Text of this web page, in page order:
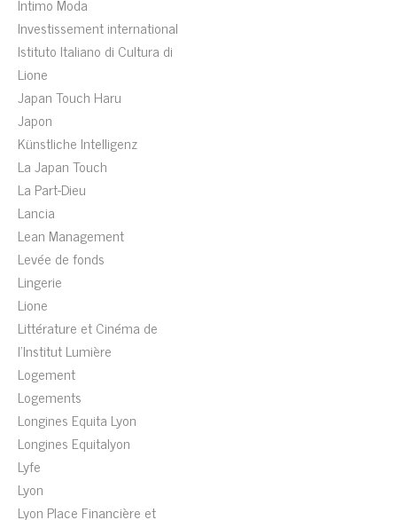
Investissement international
Istituto Italiano di Cultura di
Lione
Japan Touch Haru
Japon
Künstliche Intelligenz
La Japan Touch
La Part-Dieu
Lancia
Lean Management
Levée de fonds
Lingerie
Lione
Littérature et Cinéma de
l'Institut Lumière
Logement
Logements
Longines Equita Lyon
Longines Equitalyon
Lyfe
Lyon
Lyon Place Financière et